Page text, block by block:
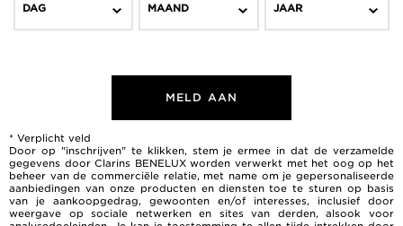
DAG MAAND JAAR
MELD AAN
* Verplicht veld
Door op "inschrijven" te klikken, stem je ermee in dat de verzamelde
gegevens door Clarins BENELUX worden verwerkt met het oog op het
beheer van de commerciële relatie, met name om je gepersonaliseerde
aanbiedingen van onze producten en diensten toe te sturen op basis
van je aankoopgedrag, gewoonten en/of interesses, inclusief door
weergave op sociale netwerken en sites van derden, alsook voor